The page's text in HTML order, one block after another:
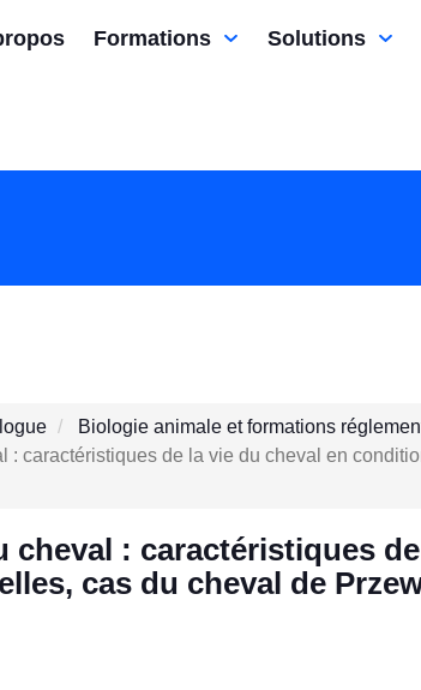
Formations Solutions
Biologie animale et formations
: caractéristiques de la vie du cheval en
cheval : caractéristiques
cas du cheval de